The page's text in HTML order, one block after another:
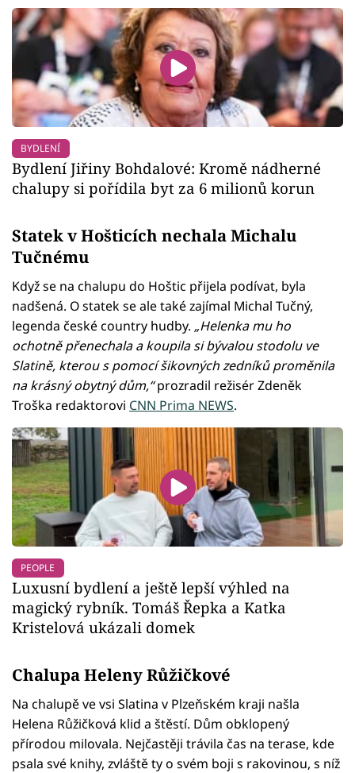
BYDLENÍ
Bydlení Jiřiny Bohdalové: Kromě nádherné
chalupy si pořídila byt za 6 milionů korun
Statek v Hošticích nechala Michalu
Tučnému
Když se na chalupu do Hoštic přijela podívat, byla
nadšená. O statek se ale také zajímal Michal Tučný,
legenda české country hudby. „Helenka mu ho
ochotně přenechala a koupila si bývalou stodolu ve
Slatině, kterou s pomocí šikovných zedníků proměnila
na krásný obytný dům,“prozradil režisér Zdeněk
Troška redaktorovi CNN Prima NEWS.
PEOPLE
Luxusní bydlení a ještě lepší výhled na
magický rybník. Tomáš Řepka a Katka
Kristelová ukázali domek
Chalupa Heleny Růžičkové
Na chalupě ve vsi Slatina v Plzeňském kraji našla
Helena Růžičková klid a štěstí. Dům obklopený
přírodou milovala. Nejčastěji trávila čas na terase, kde
psala své knihy, zvláště ty o svém boji s rakovinou, s níž